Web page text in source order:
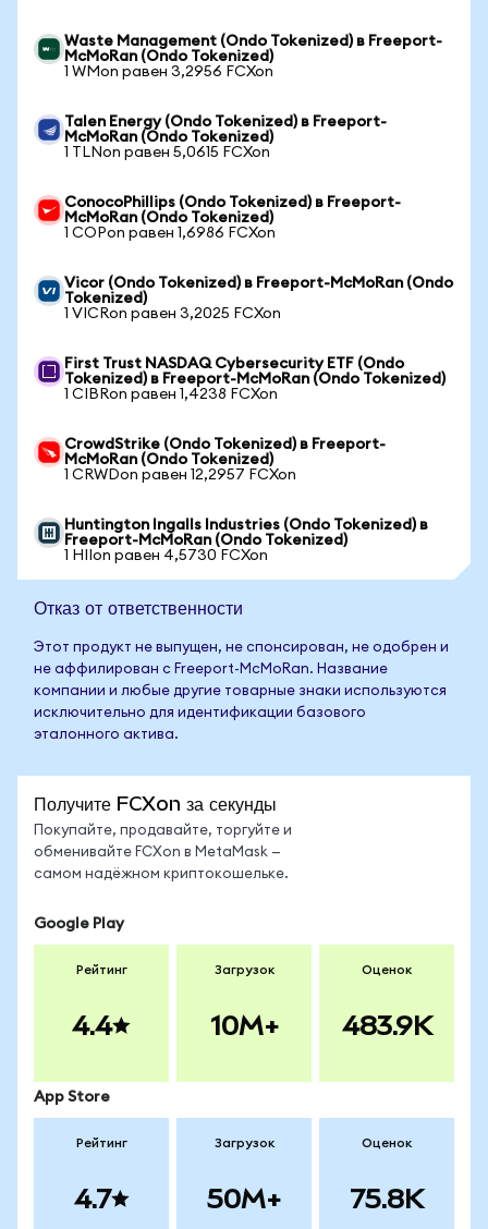
Waste Management (Ondo Tokenized) в Freeport-
McMoRan (Ondo Tokenized)
1 WMon равен 3,2956 FCXon
Talen Energy (Ondo Tokenized) в Freeport-
McMoRan (Ondo Tokenized)
1 TLNon равен 5,0615 FCXon
ConocoPhillips (Ondo Tokenized) в Freeport-
McMoRan (Ondo Tokenized)
1 COPon равен 1,6986 FCXon
Vicor (Ondo Tokenized) в Freeport-McMoRan (Ondo
Tokenized)
1 VICRon равен 3,2025 FCXon
First Trust NASDAQ Cybersecurity ETF (Ondo
Tokenized) в Freeport-McMoRan (Ondo Tokenized)
1 CIBRon равен 1,4238 FCXon
CrowdStrike (Ondo Tokenized) в Freeport-
McMoRan (Ondo Tokenized)
1 CRWDon равен 12,2957 FCXon
Huntington Ingalls Industries (Ondo Tokenized) в
Freeport-McMoRan (Ondo Tokenized)
1 HIIon равен 4,5730 FCXon
Отказ от ответственности
Этот продукт не выпущен, не спонсирован, не одобрен и
не аффилирован с Freeport-McMoRan. Название
компании и любые другие товарные знаки используются
исключительно для идентификации базового
эталонного актива.
Получите FCXon за секунды
Покупайте, продавайте, торгуйте и
обменивайте FCXon в MetaMask —
самом надёжном криптокошельке.
Google Play
Рейтинг
4.4
Загрузок
10M+
Оценок
483.9K
App Store
Рейтинг
4.7
Загрузок
50M+
Оценок
75.8K